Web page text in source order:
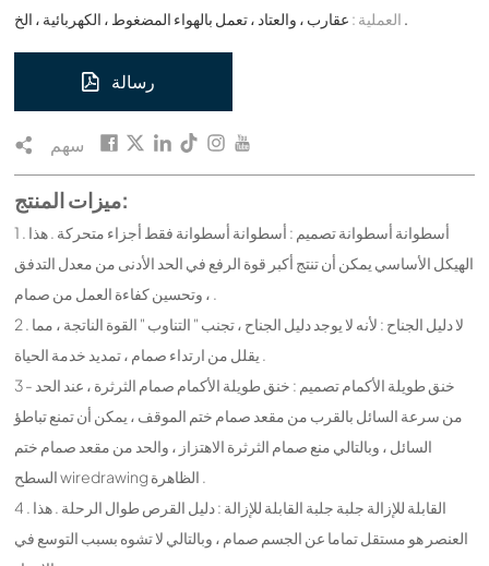
العملية : عقارب ، والعتاد ، تعمل بالهواء المضغوط ، الكهربائية ، الخ .
رسالة
سهم
ميزات المنتج:
1 . أسطوانة أسطوانة تصميم : أسطوانة أسطوانة فقط أجزاء متحركة . هذا
الهيكل الأساسي يمكن أن تنتج أكبر قوة الرفع في الحد الأدنى من معدل التدفق
، وتحسين كفاءة العمل من صمام .
2 . لا دليل الجناح : لأنه لا يوجد دليل الجناح ، تجنب " التناوب " القوة الناتجة ، مما
يقلل من ارتداء صمام ، تمديد خدمة الحياة .
3 - خنق طويلة الأكمام تصميم : خنق طويلة الأكمام صمام الثرثرة ، عند الحد
من سرعة السائل بالقرب من مقعد صمام ختم الموقف ، يمكن أن تمنع تباطؤ
السائل ، وبالتالي منع صمام الثرثرة الاهتزاز ، والحد من مقعد صمام ختم
السطح wiredrawing الظاهرة .
4 . القابلة للإزالة جلبة جلبة القابلة للإزالة : دليل القرص طوال الرحلة . هذا
العنصر هو مستقل تماما عن الجسم صمام ، وبالتالي لا تشوه بسبب التوسع في